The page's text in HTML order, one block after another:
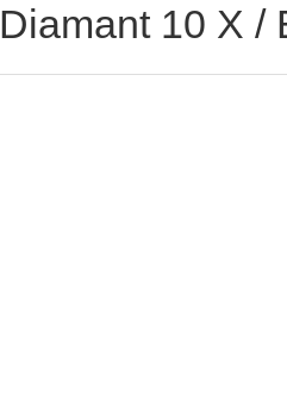
Diamant 10 X /